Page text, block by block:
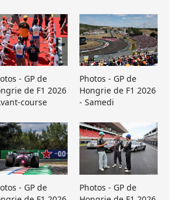
- GP de
de F1 2026
course
Photos - GP de
Hongrie de F1 2026
- Samedi
- GP de
Photos - GP de